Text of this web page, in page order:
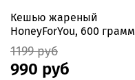
Кешью жареный
HoneyForYou, 600 грамм
1199 руб
990 руб